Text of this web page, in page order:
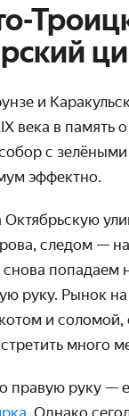
и
века в память
с
эффектно.
следом —
попадаем
руку. Рынок
и
много
правую руку —
. Однако